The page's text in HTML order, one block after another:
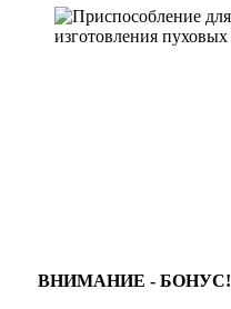
ВНИМАНИЕ - БОНУС!